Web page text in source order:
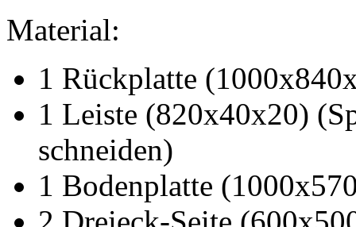
Material:
1 Rückplatte
1 Leiste (820x40x20)
schneiden)
1 Bodenplatte